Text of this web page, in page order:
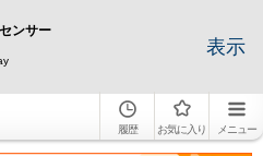
ンサー
表示
履歴 お気に入り メニュー